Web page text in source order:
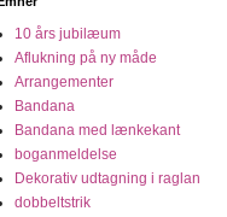
10 års jubilæum
Aflukning på ny måde
Arrangementer
Bandana
Bandana med lænkekant
boganmeldelse
Dekorativ udtagning i raglan
dobbeltstrik